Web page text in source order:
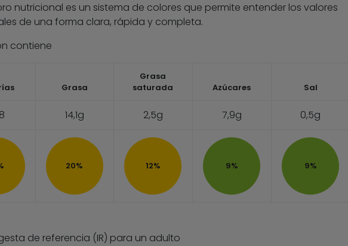
nutricional es un sistema de colores que permite entender los valores
de una forma clara, rápida y completa.
contiene
Grasa
Grasa
saturada
Azúcares Sal
14,1g 2,5g 7,9g 0,5g
20% 12% 9% 9%
de referencia (IR) para un adulto